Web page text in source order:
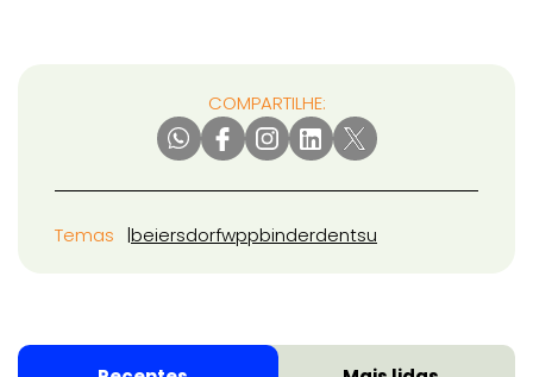
COMPARTILHE:
Temas beiersdorfwppbinderdentsu